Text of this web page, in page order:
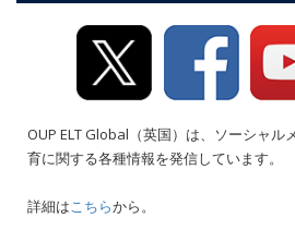
OUP ELT Global（英国）は、ソーシャル
育に関する各種情報を発信しています。
詳細はこちらから。